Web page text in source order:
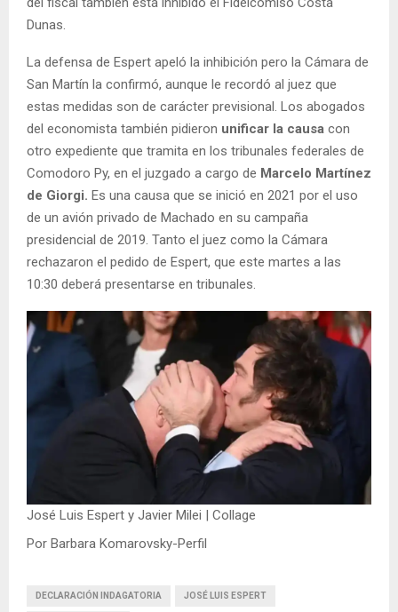
Dunas.
La defensa de Espert apeló la inhibición pero la Cámara de
San Martín la confirmó, aunque le recordó al juez que
estas medidas son de carácter previsional. Los abogados
del economista también pidieron unificar la causa con
otro expediente que tramita en los tribunales federales de
Comodoro Py, en el juzgado a cargo de Marcelo Martínez
de Giorgi. Es una causa que se inició en 2021 por el uso
de un avión privado de Machado en su campaña
presidencial de 2019. Tanto el juez como la Cámara
rechazaron el pedido de Espert, que este martes a las
10:30 deberá presentarse en tribunales.
José Luis Espert y Javier Milei | Collage
Por Barbara Komarovsky-Perfil
DECLARACIÓN INDAGATORIA JOSÉ LUIS ESPERT